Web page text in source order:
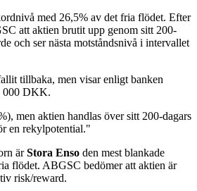
med 26,5% av det fria flödet. Efter
att aktien brutit upp genom sitt 200-
och ser nästa motståndsnivå i intervallet
tillbaka, men visar enligt banken
000 DKK.
men aktien handlas över sitt 200-dagars
en rekylpotential."
ärStora Enso den mest blankade
flödet. ABGSC bedömer att aktien är
risk/reward.